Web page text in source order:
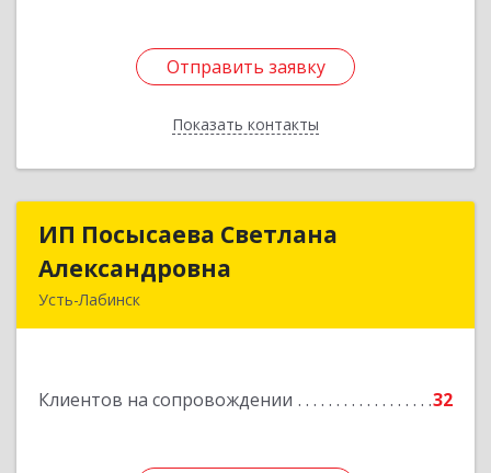
Отправить заявку
Показать контакты
Отправить заявку
Назад
ИП Посысаева Светлана
Александровна
Усть-Лабинск
Клиентов на сопровождении 32
ИП Посысаева Светлана
Подробнее